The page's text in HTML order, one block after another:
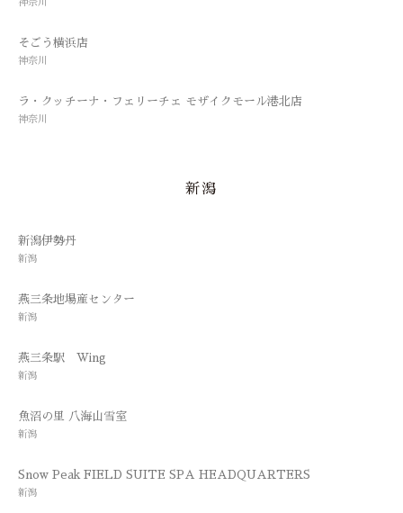
神奈川
そごう横浜店
神奈川
ラ・クッチーナ・フェリーチェ モザイクモール港北店
神奈川
新潟
新潟伊勢丹
新潟
燕三条地場産センター
新潟
燕三条駅 Wing
新潟
魚沼の里 八海山雪室
新潟
Snow Peak FIELD SUITE SPA HEADQUARTERS
新潟